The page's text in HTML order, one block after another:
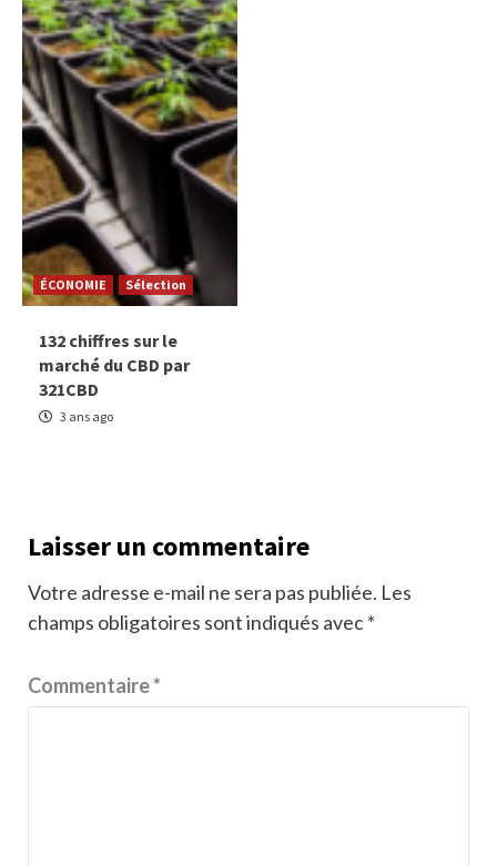
ÉCONOMIE Sélection
132 chiffres sur le
marché du CBD par
321CBD
3 ans ago
Laisser un commentaire
Votre adresse e-mail ne sera pas publiée. Les
champs obligatoires sont indiqués avec*
Commentaire*